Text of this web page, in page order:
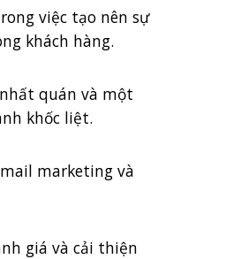
việc tạo nên sự
khách hàng.
quán và một
khốc liệt.
marketing và
giá và cải thiện